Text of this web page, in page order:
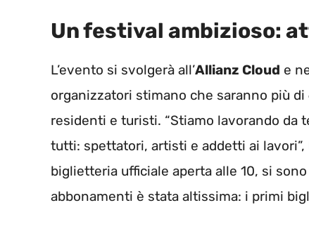
Un festival ambizioso:
L’evento si svolgerà all’Allianz Cloud e
organizzatori stimano che saranno più di
residenti e turisti. “Stiamo lavorando da
tutti: spettatori, artisti e addetti ai lavori”,
biglietteria ufficiale aperta alle 10, si
abbonamenti è stata altissima: i primi